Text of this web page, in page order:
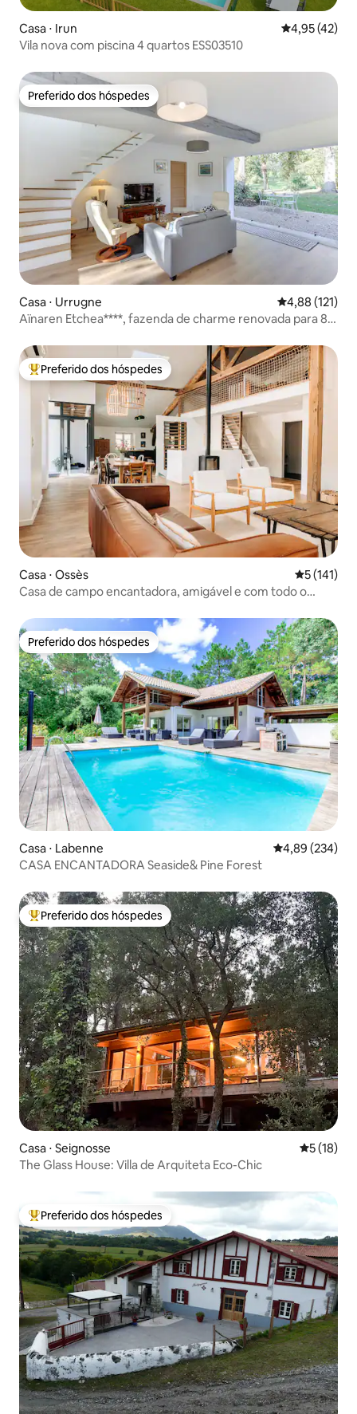
Casa ⋅ Irun 4,95 de uma
4,95 (42)
Vila nova com piscina 4 quartos ESS03510
Preferido dos hóspedes
Preferido dos hóspedes
Casa ⋅ Urrugne 4,88 de uma
4,88 (121)
Aïnaren Etchea****, fazenda de charme renovada para 8
Entre os melhores preferidos dos hóspedes
Preferido dos hóspedes
Casa ⋅ Ossès 5 de uma
5 (141)
Casa de campo encantadora, amigável e com todo o
Preferido dos hóspedes
Preferido dos hóspedes
Casa ⋅ Labenne 4,89 de uma
4,89 (234)
CASA ENCANTADORA Seaside& Pine Forest
Entre os melhores preferidos dos hóspedes
Preferido dos hóspedes
Casa ⋅ Seignosse 5 de uma
5 (18)
The Glass House: Villa de Arquiteta Eco-Chic
Entre os melhores preferidos dos hóspedes
Preferido dos hóspedes